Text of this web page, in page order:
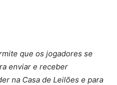
que os jogadores se
enviar e receber
na Casa de Leilões e para